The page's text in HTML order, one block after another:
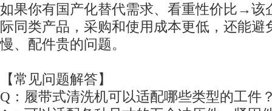
如果你有国产化替代需求、看重性价比→该
际同类产品，采购和使用成本更低，还能避
慢、配件贵的问题。
【常见问题解答】
Q：履带式清洗机可以适配哪些类型的工件